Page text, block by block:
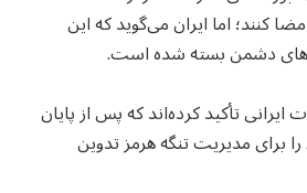
کنند؛ اما ایران می‌گوید که این
دشمن بسته شده است.
ایرانی تأکید کرده‌اند که پس از پایان
برای مدیریت تنگه هرمز تدوین